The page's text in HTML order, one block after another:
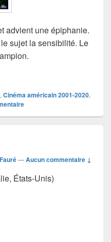
advient une épiphanie.
sujet la sensibilité. Le
, Cinéma américain 2001-2020,
—Aucun commentaire ↓
États-Unis)